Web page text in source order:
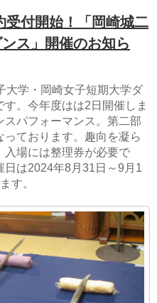
受付開始！「岡崎城二
ス」開催のお知ら
大学・岡崎女子短期大学ダ
。今年度はは2日開催しま
パフォーマンス。第二部
ております。趣向を凝ら
入場には整理券が必要で
は2024年8月31日～9月1
す。